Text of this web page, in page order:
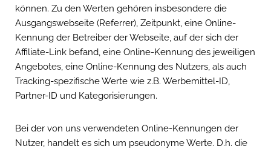
können. Zu den Werten gehören insbesondere die
Ausgangswebseite (Referrer), Zeitpunkt, eine Online-
Kennung der Betreiber der Webseite, auf der sich der
Affiliate-Link befand, eine Online-Kennung des jeweiligen
Angebotes, eine Online-Kennung des Nutzers, als auch
Tracking-spezifische Werte wie z.B. Werbemittel-ID,
Partner-ID und Kategorisierungen.
Bei der von uns verwendeten Online-Kennungen der
Nutzer, handelt es sich um pseudonyme Werte. D.h. die